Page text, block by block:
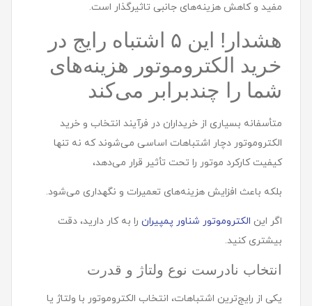
مفید و کاهش هزینه‌های جانبی تاثیرگذار است.
هشدار! این ۵ اشتباه رایج در
خرید الکتروموتور هزینه‌های
شما را چندبرابر می‌کند
متأسفانه بسیاری از خریداران در فرآیند انتخاب و خرید
الکتروموتور دچار اشتباهات اساسی می‌شوند که نه تنها
کیفیت کارکرد موتور را تحت تأثیر قرار می‌دهد،
بلکه باعث افزایش هزینه‌های تعمیرات و نگهداری می‌شود.
اگر این الکتروموتور شناور پمپیران را به کار دارید، دقت
بیشتری کنید.
انتخاب نادرست نوع ولتاژ و قدرت
یکی از رایج‌ترین اشتباهات، انتخاب الکتروموتور با ولتاژ یا